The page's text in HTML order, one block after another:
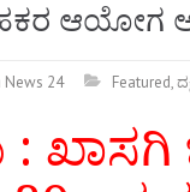
ಆಯೋಗ
News 24 Featured,